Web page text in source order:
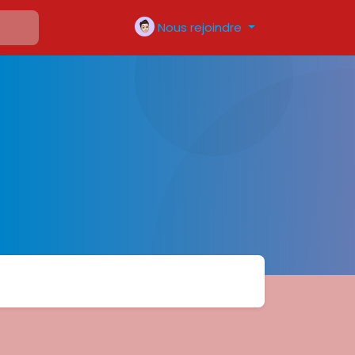
Nous rejoindre